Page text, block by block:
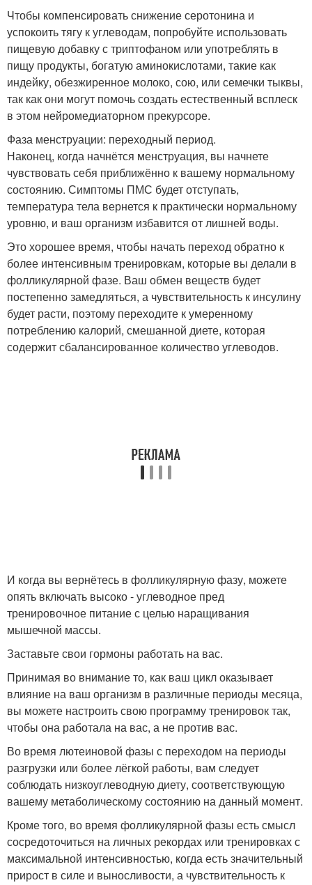
Чтобы компенсировать снижение серотонина и
успокоить тягу к углеводам, попробуйте использовать
пищевую добавку с триптофаном или употреблять в
пищу продукты, богатую аминокислотами, такие как
индейку, обезжиренное молоко, сою, или семечки тыквы,
так как они могут помочь создать естественный всплеск
в этом нейромедиаторном прекурсоре.
Фаза менструации: переходный период.
Наконец, когда начнётся менструация, вы начнете
чувствовать себя приближённо к вашему нормальному
состоянию. Симптомы ПМС будет отступать,
температура тела вернется к практически нормальному
уровню, и ваш организм избавится от лишней воды.
Это хорошее время, чтобы начать переход обратно к
более интенсивным тренировкам, которые вы делали в
фолликулярной фазе. Ваш обмен веществ будет
постепенно замедляться, а чувствительность к инсулину
будет расти, поэтому переходите к умеренному
потреблению калорий, смешанной диете, которая
содержит сбалансированное количество углеводов.
И когда вы вернётесь в фолликулярную фазу, можете
опять включать высоко - углеводное пред
тренировочное питание с целью наращивания
мышечной массы.
Заставьте свои гормоны работать на вас.
Принимая во внимание то, как ваш цикл оказывает
влияние на ваш организм в различные периоды месяца,
вы можете настроить свою программу тренировок так,
чтобы она работала на вас, а не против вас.
Во время лютеиновой фазы с переходом на периоды
разгрузки или более лёгкой работы, вам следует
соблюдать низкоуглеводную диету, соответствующую
вашему метаболическому состоянию на данный момент.
Кроме того, во время фолликулярной фазы есть смысл
сосредоточиться на личных рекордах или тренировках с
максимальной интенсивностью, когда есть значительный
прирост в силе и выносливости, а чувствительность к